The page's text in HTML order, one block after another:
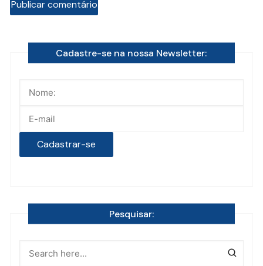
Cadastre-se na nossa Newsletter:
Pesquisar: